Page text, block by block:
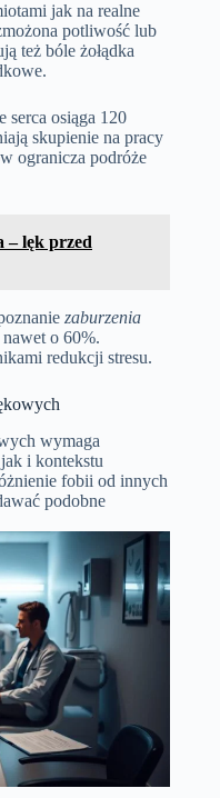
jak na realne
potliwość lub
też bóle żołądka
serca osiąga 120
skupienie na pracy
ogranicza podróże
– lęk przed
zaburzenia
o 60%.
redukcji stresu.
wymaga
i kontekstu
fobii od innych
podobne